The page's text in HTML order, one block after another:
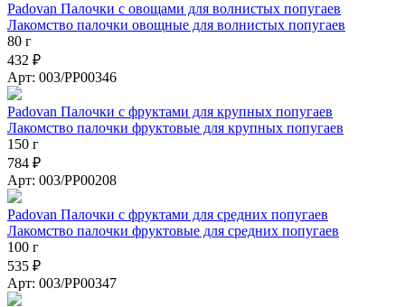
Padovan Палочки с овощами для волнистых попугаев
Лакомство палочки овощные для волнистых попугаев
80 г
432 ₽
Арт: 003/PP00346
Padovan Палочки с фруктами для крупных попугаев
Лакомство палочки фруктовые для крупных попугаев
150 г
784 ₽
Арт: 003/PP00208
Padovan Палочки с фруктами для средних попугаев
Лакомство палочки фруктовые для средних попугаев
100 г
535 ₽
Арт: 003/PP00347